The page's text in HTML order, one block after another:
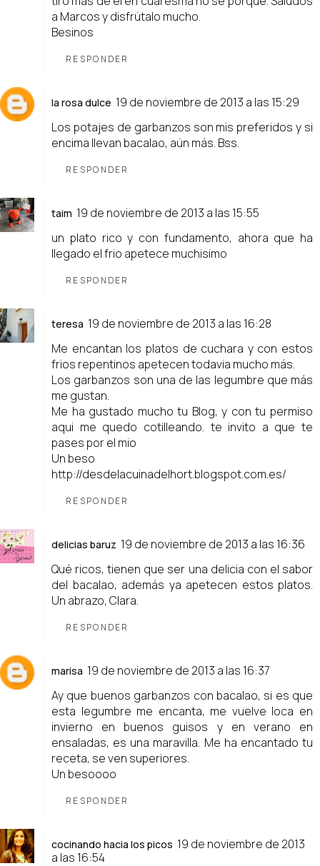
a Marcos y disfrútalo mucho.
Besinos
RESPONDER
la rosa dulce 19 de noviembre de 2013 a las 15:29
Los potajes de garbanzos son mis preferidos y si
encima llevan bacalao, aún más. Bss.
RESPONDER
taim 19 de noviembre de 2013 a las 15:55
un plato rico y con fundamento, ahora que ha
llegado el frio apetece muchisimo
RESPONDER
teresa 19 de noviembre de 2013 a las 16:28
Me encantan los platos de cuchara y con estos
frios repentinos apetecen todavia mucho más.
Los garbanzos son una de las legumbre que más
me gustan.
Me ha gustado mucho tu Blog, y con tu permiso
aqui me quedo cotilleando. te invito a que te
pases por el mio
Un beso
http://desdelacuinadelhort.blogspot.com.es/
RESPONDER
delicias baruz 19 de noviembre de 2013 a las 16:36
Qué ricos, tienen que ser una delicia con el sabor
del bacalao, además ya apetecen estos platos.
Un abrazo, Clara.
RESPONDER
marisa 19 de noviembre de 2013 a las 16:37
Ay que buenos garbanzos con bacalao, si es que
esta legumbre me encanta, me vuelve loca en
invierno en buenos guisos y en verano en
ensaladas, es una maravilla. Me ha encantado tu
receta, se ven superiores.
Un besoooo
RESPONDER
cocinando hacia los picos 19 de noviembre de 2013
a las 16:54